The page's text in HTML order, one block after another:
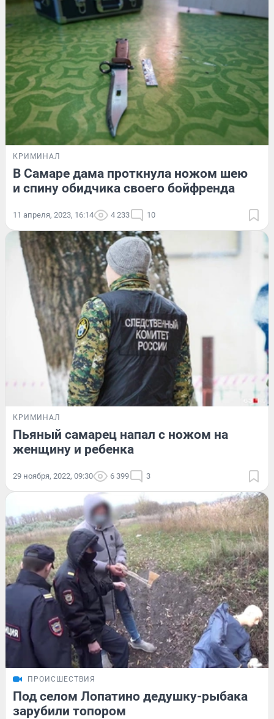
КРИМИНАЛ
В Самаре дама проткнула ножом шею
и спину обидчика своего бойфренда
11 апреля, 2023, 16:14 4 233 10
КРИМИНАЛ
Пьяный самарец напал с ножом на
женщину и ребенка
29 ноября, 2022, 09:30 6 399 3
ПРОИСШЕСТВИЯ
Под селом Лопатино дедушку-рыбака
зарубили топором